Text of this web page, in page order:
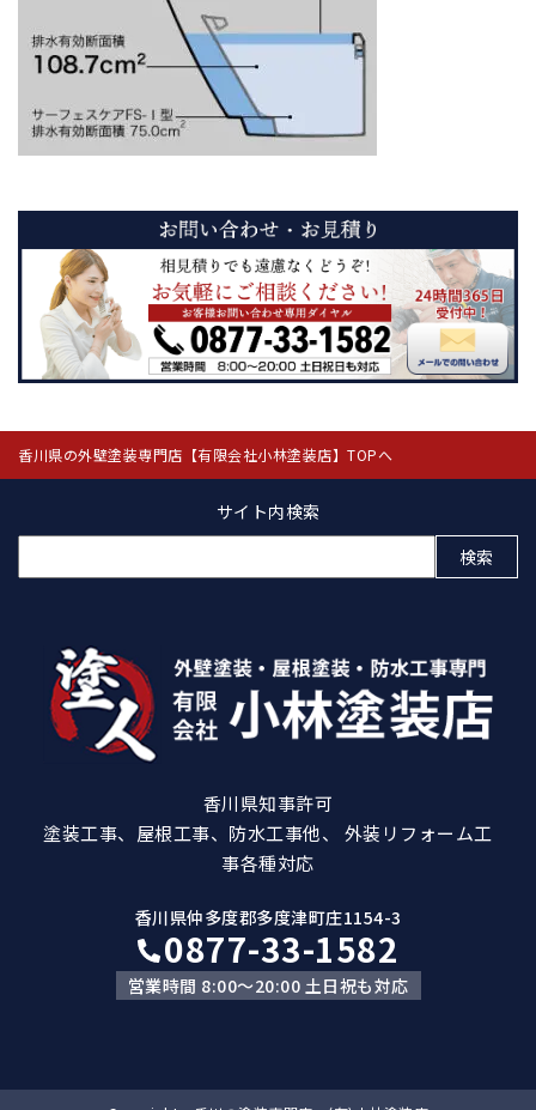
香川県の外壁塗装専門店【有限会社小林塗装店】TOPへ
サイト内検索
索:
香川県知事許可
塗装工事、屋根工事、防水工事他、 外装リフォーム工
事各種対応
香川県仲多度郡多度津町庄1154-3
0877-33-1582
営業時間 8:00～20:00 土日祝も対応